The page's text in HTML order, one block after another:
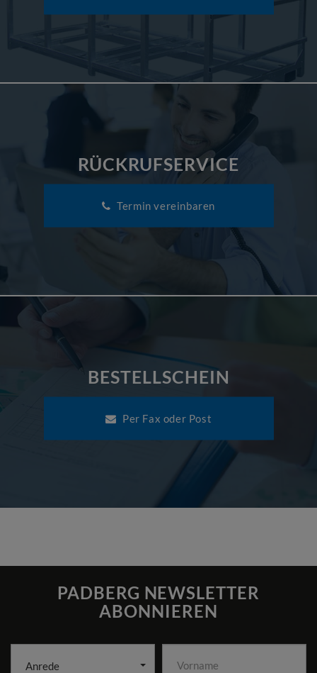
RÜCKRUFSERVICE
Termin vereinbaren
BESTELLSCHEIN
Per Fax oder Post
PADBERG NEWSLETTER
ABONNIEREN
Anrede